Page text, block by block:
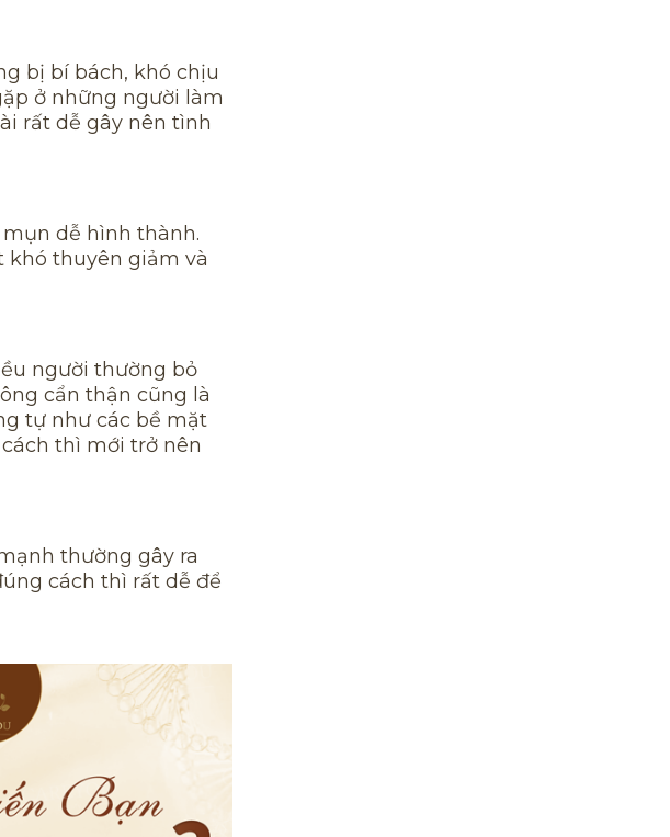
bị bí bách, khó chịu
ở những người làm
rất dễ gây nên tình
dễ hình thành.
khó thuyên giảm và
người thường bỏ
cẩn thận cũng là
tự như các bề mặt
thì mới trở nên
thường gây ra
cách thì rất dễ để